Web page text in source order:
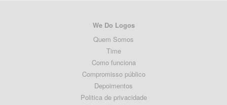
We Do Logos
Quem Somos
Time
Como funciona
Compromisso público
Depoimentos
Politica de privacidade